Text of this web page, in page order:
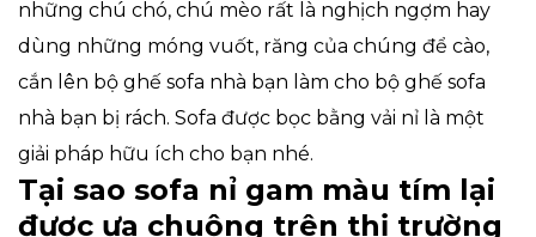
những chú chó, chú mèo rất là nghịch ngợm hay
dùng những móng vuốt, răng của chúng để cào,
cắn lên bộ ghế sofa nhà bạn làm cho bộ ghế sofa
nhà bạn bị rách. Sofa được bọc bằng vải nỉ là một
giải pháp hữu ích cho bạn nhé.
Tại sao sofa nỉ gam màu tím lại
được ưa chuộng trên thị trường